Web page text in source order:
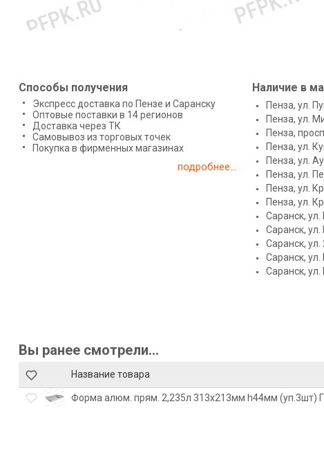
Способы получения
Экспресс доставка по Пензе и Саранску
Оптовые поставки в 14 регионов
Доставка через ТК
Самовывоз из торговых точек
Покупка в фирменных магазинах
подробнее...
Наличие в
Пенза, ул.
Пенза, ул.
Пенза,
Пенза, ул.
Пенза, ул.
Пенза, ул.
Пенза, ул.
Пенза, ул.
Саранск,
Саранск,
Саранск,
Саранск, ул.
Саранск,
Вы ранее смотрели...
Название товара
Форма алюм. прям. 2,235л 313х213мм h44мм (уп.3шт)